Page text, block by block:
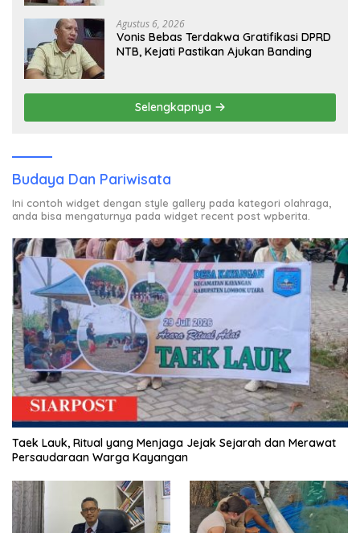
Agustus 6, 2026
Vonis Bebas Terdakwa Gratifikasi DPRD
NTB, Kejati Pastikan Ajukan Banding
Selengkapnya
Budaya Dan Pariwisata
Ini contoh widget dengan style gallery pada kategori olahraga,
anda bisa mengaturnya pada widget recent post wpberita.
Taek Lauk, Ritual yang Menjaga Jejak Sejarah dan Merawat
Persaudaraan Warga Kayangan